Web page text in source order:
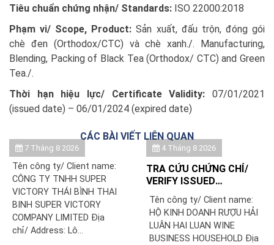
Tiêu chuẩn chứng nhận/ Standards: ISO 22000:2018
Phạm vi/ Scope, Product:Sản xuất, đấu trộn, đóng gói
chè đen (Orthodox/CTC) và chè xanh./. Manufacturing,
Blending, Packing of Black Tea (Orthodox/ CTC) and Green
Tea./.
Thời hạn hiệu lực/ Certificate Validity: 07/01/2021
(issued date) – 06/01/2024 (expired date)
CÁC BÀI VIẾT LIÊN QUAN
7 Tháng 8 2026
Tên công ty/ Client name:
CÔNG TY TNHH SUPER
VICTORY THÁI BÌNH THAI
BINH SUPER VICTORY
COMPANY LIMITED Địa
chỉ/ Address: Lô...
4 Tháng 8 2026
TRA CỨU CHỨNG CHỈ/
VERIFY ISSUED
DOANH RƯỢU HẢI LUÂN
Tên công ty/ Client name:
HỘ KINH DOANH RƯỢU HẢI
LUÂN HAI LUAN WINE
BUSINESS HOUSEHOLD Địa